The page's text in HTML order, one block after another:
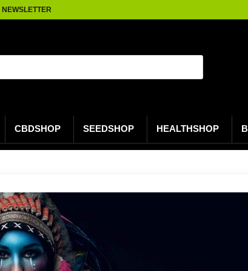
NEWSLETTER
CBDSHOP SEEDSHOP HEALTHSHOP